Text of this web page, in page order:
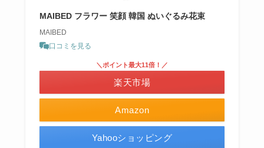
MAIBED フラワー 笑顔 韓国 ぬいぐるみ花束
MAIBED
口コミを見る
Amazon
＼ポイント最大11倍！／
楽天市場
Yahooショッピング